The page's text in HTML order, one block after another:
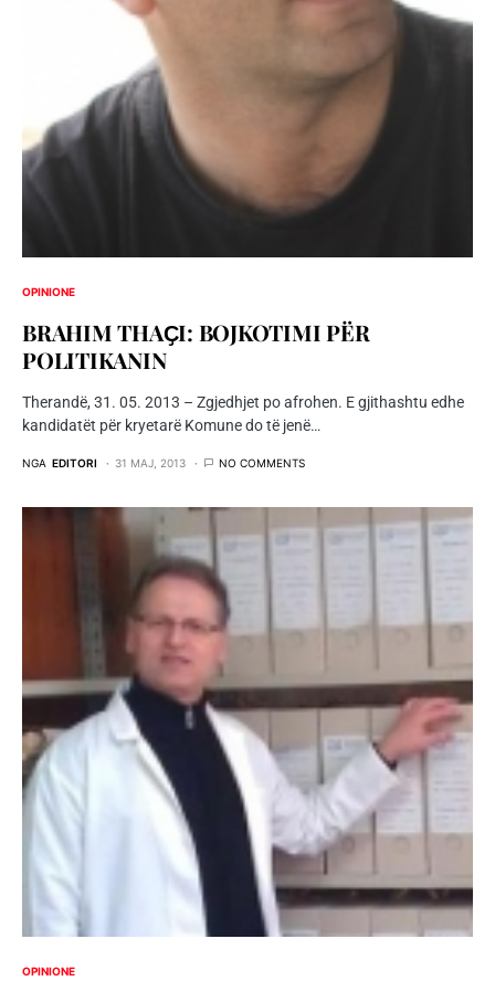
OPINIONE
BRAHIM THAҪI: BOJKOTIMI PËR
POLITIKANIN
Therandë, 31. 05. 2013 – Zgjedhjet po afrohen. E gjithashtu edhe
kandidatët për kryetarë Komune do të jenë…
NGA EDITORI 31 MAJ, 2013 NO COMMENTS
OPINIONE